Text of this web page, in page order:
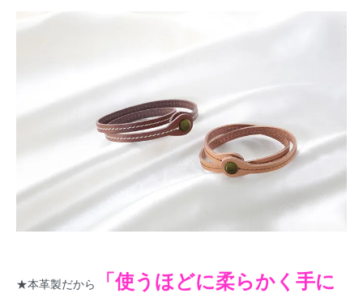
★本革製だから
「使うほどに柔らかく手に